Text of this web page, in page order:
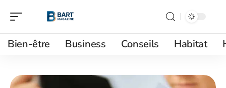
Bien-être Business Conseils Habitat